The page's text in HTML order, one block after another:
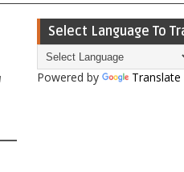
Select Language To
Powered by Translate